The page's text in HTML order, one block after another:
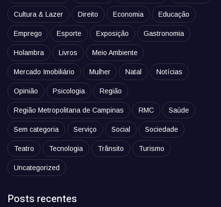
Cultura & Lazer Direito Economia Educação
Emprego Esporte Exposição Gastronomia
Holambra Livros Meio Ambiente
Mercado Imobiliário Mulher Natal Notícias
Opinião Psicologia Região
Região Metropolitana de Campinas RMC Saúde
Sem categoria Serviço Social Sociedade
Teatro Tecnologia Trânsito Turismo
Uncategorized
Posts recentes